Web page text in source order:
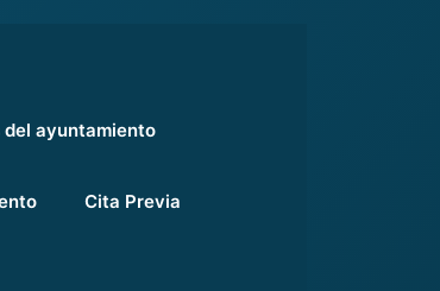
del ayuntamiento
Cita Previa